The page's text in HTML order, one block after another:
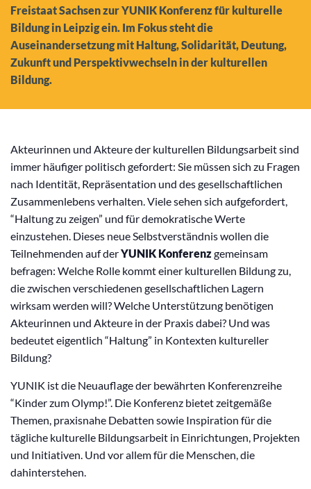
Freistaat Sachsen zur YUNIK Konferenz für kulturelle
Bildung in Leipzig ein. Im Fokus steht die
Auseinandersetzung mit Haltung, Solidarität, Deutung,
Zukunft und Perspektivwechseln in der kulturellen
Bildung.
Akteurinnen und Akteure der kulturellen Bildungsarbeit sind
immer häufiger politisch gefordert: Sie müssen sich zu Fragen
nach Identität, Repräsentation und des gesellschaftlichen
Zusammenlebens verhalten. Viele sehen sich aufgefordert,
“Haltung zu zeigen” und für demokratische Werte
einzustehen. Dieses neue Selbstverständnis wollen die
Teilnehmenden auf derYUNIK Konferenzgemeinsam
befragen: Welche Rolle kommt einer kulturellen Bildung zu,
die zwischen verschiedenen gesellschaftlichen Lagern
wirksam werden will? Welche Unterstützung benötigen
Akteurinnen und Akteure in der Praxis dabei? Und was
bedeutet eigentlich “Haltung” in Kontexten kultureller
Bildung?
YUNIK ist die Neuauflage der bewährten Konferenzreihe
“Kinder zum Olymp!”. Die Konferenz bietet zeitgemäße
Themen, praxisnahe Debatten sowie Inspiration für die
tägliche kulturelle Bildungsarbeit in Einrichtungen, Projekten
und Initiativen. Und vor allem für die Menschen, die
dahinterstehen.